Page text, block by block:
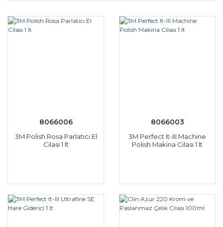
8066006
3M Polish Rosa Parlatıcı El
Cilası 1 lt
8066003
3M Perfect It-III Machine
Polish Makina Cilası 1 lt